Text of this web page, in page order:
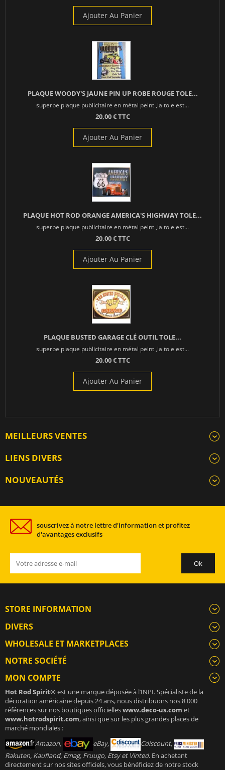
Ajouter Au Panier
PLAQUE WOODY'S JAUNE PIN UP ROBE ROUGE TOLE...
superbe plaque publicitaire en métal peint ,la tole est...
20,00 € TTC
Ajouter Au Panier
PLAQUE HOT ROD ORANGE AMERICA'S HIGHWAY TOLE...
superbe plaque publicitaire en métal peint ,la tole est...
20,00 € TTC
Ajouter Au Panier
PLAQUE BUSTED GARAGE CLÉ OUTIL TOLE...
superbe plaque publicitaire en métal peint ,la tole est...
20,00 € TTC
Ajouter Au Panier
MEILLEURS VENTES
LIENS DIVERS
NOUVEAUTÉS
souscrivez à notre lettre d'information et profitez
d'avantages exclusifs
STORE INFORMATION
DIVERS
WHOLESALE ET MARKETPLACES
NOTRE SOCIÉTÉ
MON COMPTE
Hot Rod Spirit®est une marque déposée à l’INPI. Spécialiste de la
décoration américaine depuis 24 ans, nous distribuons nos 8 000
références sur nos boutiques officielleswww.deco-us.com et
www.hotrodspirit.com, ainsi que sur les plus grandes places de
marché mondiales :
Amazon,
eBay,
Cdiscount,
Rakuten, Kaufland, Emag, Fruugo, Etsy et Vinted. En achetant
directement sur nos sites officiels, vous bénéficiez de notre stock